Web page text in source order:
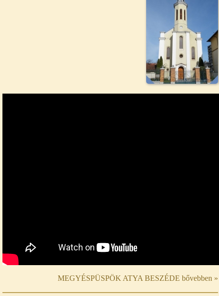
MEGYÉSPÜSPÖK ATYA BESZÉDE bővebben »